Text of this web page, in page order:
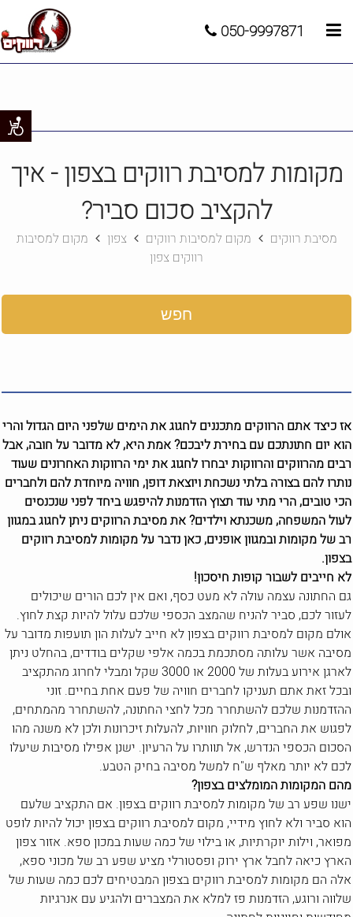
050-9997871
מקומות למסיבת רווקים בצפון - איך
להקציב סכום סביר?
מסיבת רווקים מקום למסיבות רווקים צפון
מקום למסיבות
רווקים צפון
חפש
אז כיצד אתם הרווקים מתכננים לחגוג את הימים שלפני היום הגדול והרי
הוא יום חתונתכם עם בחירת ליבכם? אמת היא, לא מדובר על חובה, אבל
רבים מהרווקים והרווקות יבחרו לחגוג את ימי הרווקות האחרונים שעוד
נותרו להם בצורה בלתי נשכחת ויוצאת דופן, חוויה מיוחדת להם ולחברים
הכי טובים, הרי מתי עוד תצוץ הזדמנות להיפגש ביחד לפני שנכנסים
לעול המשפחה, משכנתא וילדים? את מסיבת הרווקים ניתן לחגוג במגוון
רב של מקומות ובמגוון אופנים, כאן נדבר על מקומות למסיבת רווקים
בצפון.
לא חייבים לשבור קופות חיסכון!
גם החתונה עצמה עולה לא מעט כסף, ואם אין לכם הורים שיכולים
לעזור לכם, סביר להניח שהמצב הכספי שלכם עלול להיות קצת לחוץ.
אולם מקום למסיבת רווקים בצפון לא חייב לעלות הון תועפות מדובר על
מסיבה אשר עלותה מסתכמת בכמה אלפי שקלים בודדים, בהחלט ניתן
לארגן אירוע בעלות של 2000 או 3000 שקל ומבלי לחרוג מהתקציב
ובכל זאת אתם תעניקו לחברים חוויה של פעם אחת בחיים. זוני
ההזדמנות שלכם להשתחרר מכל לחצי החתונה, להשתחרר מהמתחים,
לפגוש את החברים, לחלוק חוויות, להעלות זיכרונות ולכן לא משנה מהו
הסכום הכספי הנדרש, אל תוותרו על הרעיון. ישנן אפילו מסיבות שיעלו
לכם לא יותר מאלף ש"ח למשל מסיבה בחיק הטבע.
מהם המקומות המומלצים בצפון?
ישנו שפע רב של מקומות למסיבת רווקים בצפון. אם התקציב שלעם
הוא סביר ולא לחוץ מידיי, מקום למסיבת רווקים בצפון יכול להיות לופט
מפואר, וילות יוקרתיות, או בילוי של כמה שעות במכון ספא. אזור צפון
הארץ כיאה לחבל ארץ ירוק ופסטורלי מציע שפע רב של מכוני ספא,
אלה הם מקומות למסיבת רווקים בצפון המבטיחים לכם כמה שעות של
שלווה ורוגע, הזדמנות פז למלא את המצברים ולהגיע עם אנרגיות